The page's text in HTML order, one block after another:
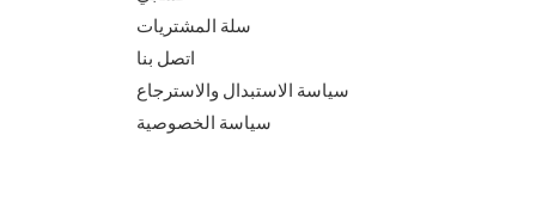
سلة المشتريات
اتصل بنا
سياسة الاستبدال والاسترجاع
سياسة الخصوصية